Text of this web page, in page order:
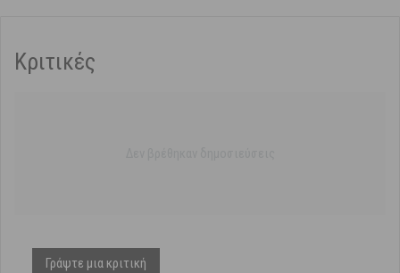
Κριτικές
Γράψτε μια κριτική